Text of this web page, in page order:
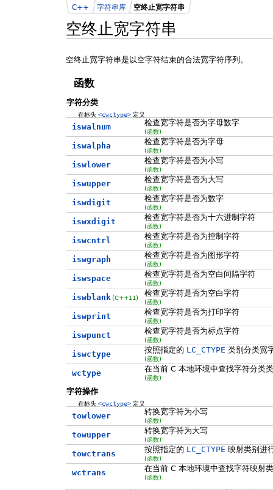
空终止宽字符串
C++ 字符串库 空终止宽字符串
空终止宽字符串是以空字符结束的合法宽字符序列。
函数
字符分类
在标头<cwctype> 定义
iswalnum 检查宽字符是否为字母数字
(函数)
iswalpha 检查宽字符是否为字母
(函数)
iswlower 检查宽字符是否为小写
(函数)
iswupper 检查宽字符是否为大写
(函数)
iswdigit 检查宽字符是否为数字
(函数)
iswxdigit 检查宽字符是否为十六进制字符
(函数)
iswcntrl 检查宽字符是否为控制字符
(函数)
iswgraph 检查宽字符是否为图形字符
(函数)
iswspace 检查宽字符是否为空白间隔字符
(函数)
iswblank (C++11) 检查宽字符是否为空白字符
(函数)
iswprint 检查宽字符是否为打印字符
(函数)
iswpunct 检查宽字符是否为标点字符
(函数)
iswctype 按照指定的 LC_CTYPE 类别分类宽
(函数)
wctype 在当前 C 本地环境中查找字符分类
(函数)
字符操作
在标头<cwctype> 定义
towlower 转换宽字符为小写
(函数)
towupper 转换宽字符为大写
(函数)
towctrans 按照指定的 LC_CTYPE 映射类别进
(函数)
wctrans 在当前 C 本地环境中查找字符映射
(函数)